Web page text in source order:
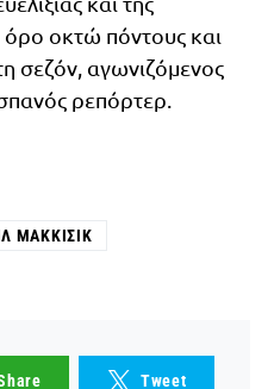
όρο οκτώ πόντους και
σεζόν, αγωνιζόμενος
ρεπόρτερ.
ΜΑΚΚΊΣΙΚ
Tweet